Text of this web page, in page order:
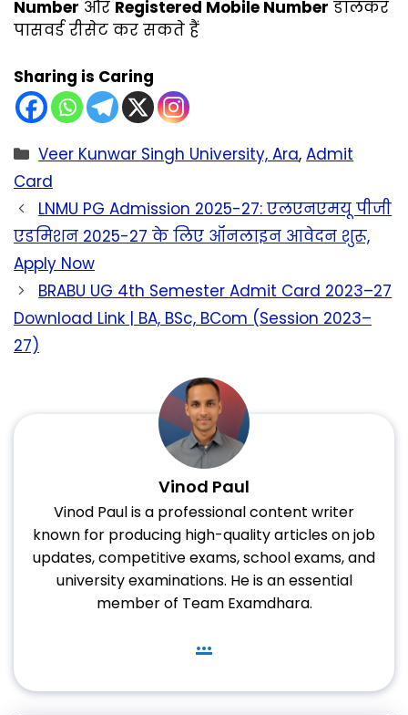
Number और Registered Mobile Number डालकर
पासवर्ड रीसेट कर सकते हैं
Sharing is Caring
Categories
Veer Kunwar Singh University, Ara,Admit
Card
LNMU PG Admission 2025-27: एलएनएमयू पीजी
एडमिशन 2025-27 के लिए ऑनलाइन आवेदन शुरू,
Apply Now
BRABU UG 4th Semester Admit Card 2023–27
Download Link | BA, BSc, BCom (Session 2023–
27)
Vinod Paul
Vinod Paul is a professional content writer
known for producing high-quality articles on job
updates, competitive exams, school exams, and
university examinations. He is an essential
member of Team Examdhara.
...